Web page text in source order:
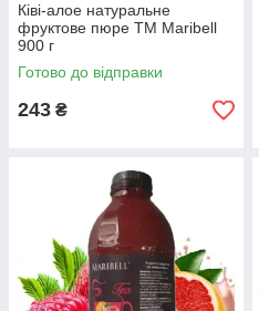
Ківі-алое натуральне
фруктове пюре ТМ Maribell
900 г
Готово до відправки
243 ₴